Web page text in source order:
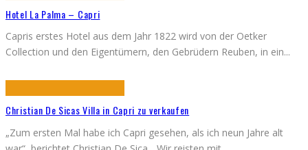
Hotel La Palma – Capri
Capris erstes Hotel aus dem Jahr 1822 wird von der Oetker
Collection und den Eigentümern, den Gebrüdern Reuben, in ein...
Christian De Sicas Villa in Capri zu verkaufen
„Zum ersten Mal habe ich Capri gesehen, als ich neun Jahre alt